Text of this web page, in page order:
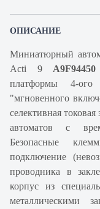
ОПИСАНИЕ
Миниатюрный автоматический 4 полюсный выключатель
Acti 9 A9F94450
платформы 4-ого
"мгновенного
селективная
автоматов с
Безопасные
подключение
проводника в
корпус из
металлическими